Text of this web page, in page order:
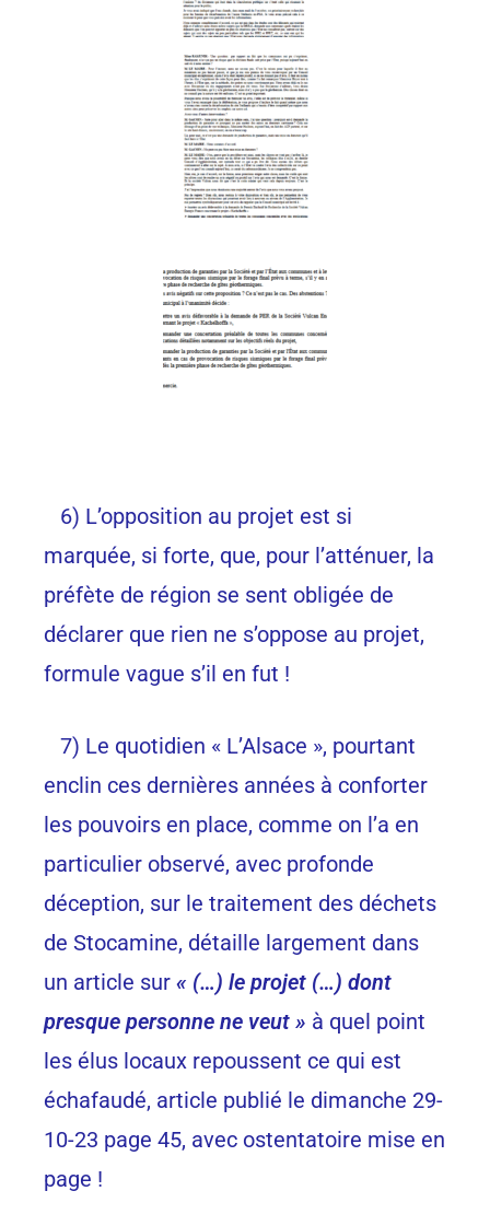
6) L’opposition au projet est si
marquée, si forte, que, pour l’atténuer, la
préfète de région se sent obligée de
déclarer que rien ne s’oppose au projet,
formule vague s’il en fut !
7) Le quotidien « L’Alsace », pourtant
enclin ces dernières années à conforter
les pouvoirs en place, comme on l’a en
particulier observé, avec profonde
déception, sur le traitement des déchets
de Stocamine, détaille largement dans
un article sur « (…) le projet (…) dont
presque personne ne veut » à quel point
les élus locaux repoussent ce qui est
échafaudé, article publié le dimanche 29-
10-23 page 45, avec ostentatoire mise en
page !